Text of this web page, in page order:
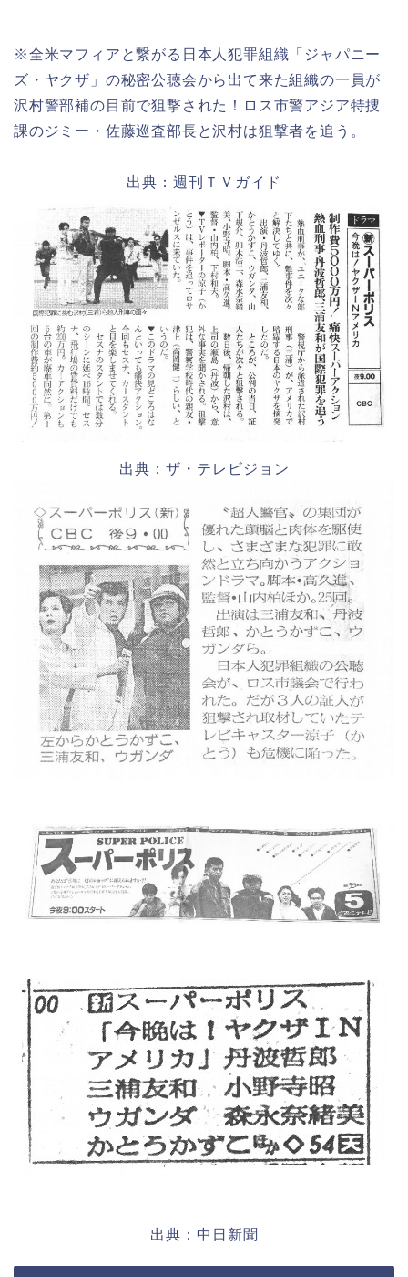
※全米マフィアと繋がる日本人犯罪組織「ジャパニー
ズ・ヤクザ」の秘密公聴会から出て来た組織の一員が
沢村警部補の目前で狙撃された！ロス市警アジア特捜
課のジミー・佐藤巡査部長と沢村は狙撃者を追う。
出典：週刊ＴＶガイド
出典：ザ・テレビジョン
出典：中日新聞